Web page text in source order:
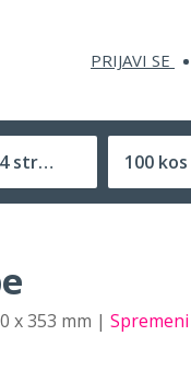
PRIJAVI SE
154 strani
x 353 mm | Spremeni